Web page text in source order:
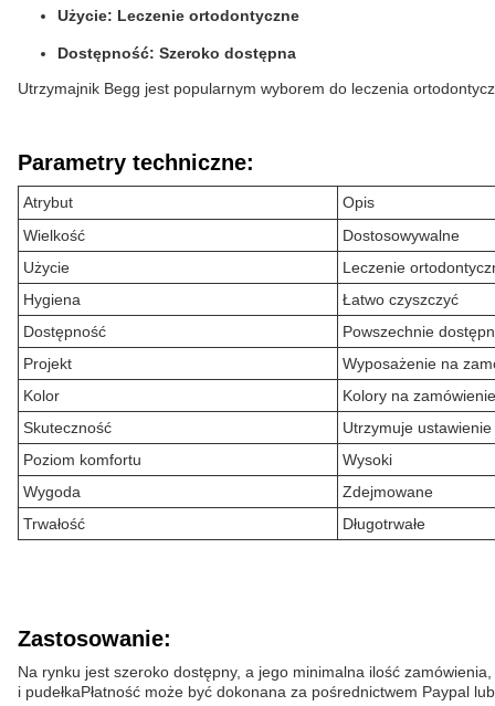
Użycie: Leczenie ortodontyczne
Dostępność: Szeroko dostępna
Utrzymajnik Begg jest popularnym wyborem do leczenia
Parametry techniczne:
Atrybut
Opis
Wielkość
Dostosowywalne
Użycie
Leczenie
Hygiena
Łatwo czyszczyć
Dostępność
Powszechnie
Projekt
Wyposażenie na
Kolor
Kolory na zamówienie
Skuteczność
Utrzymuje
Poziom komfortu
Wysoki
Wygoda
Zdejmowane
Trwałość
Długotrwałe
Zastosowanie:
Na rynku jest szeroko dostępny, a jego minimalna ilość
i pudełkaPłatność może być dokonana za pośrednictwem Paypal